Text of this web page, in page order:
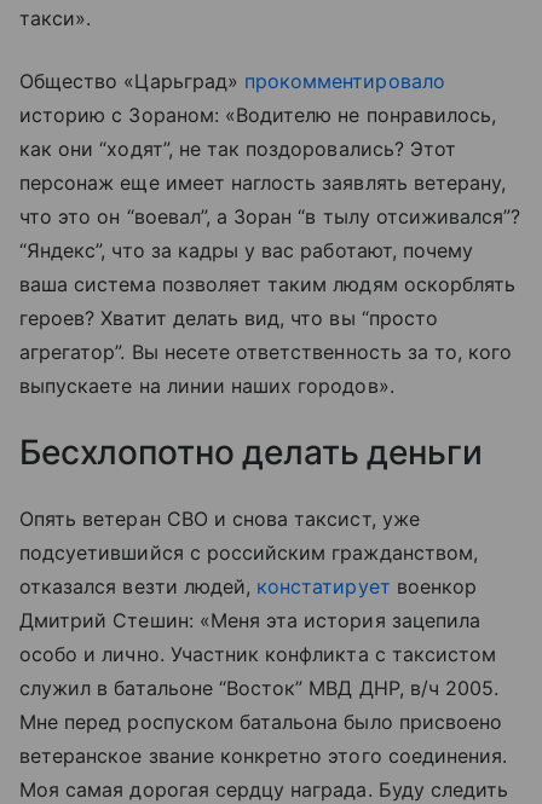
такси».
Общество «Царьград» прокомментировало
историю с Зораном: «Водителю не понравилось,
как они “ходят”, не так поздоровались? Этот
персонаж еще имеет наглость заявлять ветерану,
что это он “воевал”, а Зоран “в тылу отсиживался”?
“Яндекс”, что за кадры у вас работают, почему
ваша система позволяет таким людям оскорблять
героев? Хватит делать вид, что вы “просто
агрегатор”. Вы несете ответственность за то, кого
выпускаете на линии наших городов».
Бесхлопотно делать деньги
Опять ветеран СВО и снова таксист, уже
подсуетившийся с российским гражданством,
отказался везти людей, констатирует военкор
Дмитрий Стешин: «Меня эта история зацепила
особо и лично. Участник конфликта с таксистом
служил в батальоне “Восток” МВД ДНР, в/ч 2005.
Мне перед роспуском батальона было присвоено
ветеранское звание конкретно этого соединения.
Моя самая дорогая сердцу награда. Буду следить